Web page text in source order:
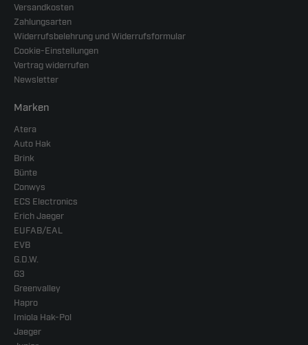
Versandkosten
Zahlungsarten
Widerrufsbelehrung und Widerrufsformular
Cookie-Einstellungen
Vertrag widerrufen
Newsletter
Marken
Atera
Auto Hak
Brink
Bünte
Conwys
ECS Electronics
Erich Jaeger
EUFAB/EAL
EVB
G.D.W.
G3
Greenvalley
Hapro
Imiola Hak-Pol
Jaeger